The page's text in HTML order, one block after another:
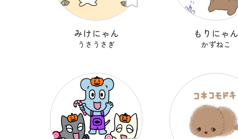
みけにゃん
うさうさぎ
もりにゃん
かずねこ